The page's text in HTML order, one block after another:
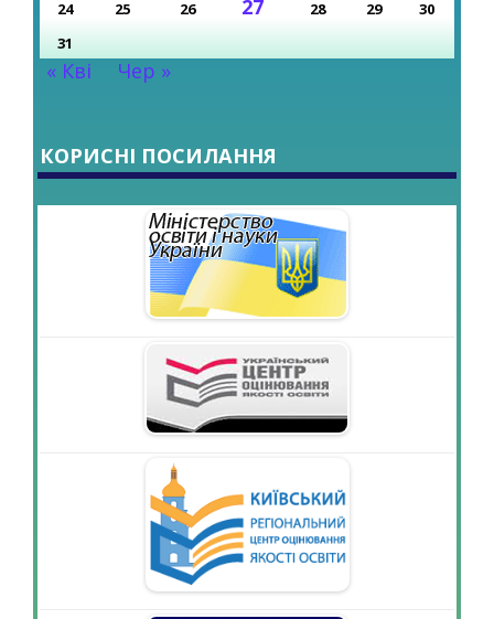
24 25 26 27 28 29
30
31
« Кві Чер »
КОРИСНІ ПОСИЛАННЯ